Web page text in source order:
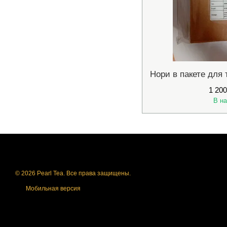
1
В
© 2026 Pearl Tea. Все права защищены.
Мобильная версия